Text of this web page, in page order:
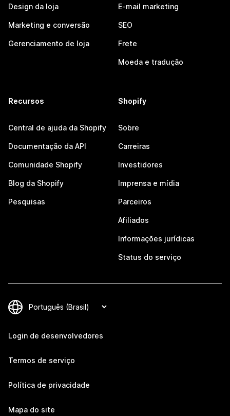
Design da loja
Marketing e conversão
Gerenciamento de loja
E-mail marketing
SEO
Frete
Moeda e tradução
Recursos
Central de ajuda da Shopify
Documentação da API
Comunidade Shopify
Blog da Shopify
Pesquisas
Shopify
Sobre
Carreiras
Investidores
Imprensa e mídia
Parceiros
Afiliados
Informações jurídicas
Status do serviço
Login de desenvolvedores
Termos de serviço
Política de privacidade
Mapa do site